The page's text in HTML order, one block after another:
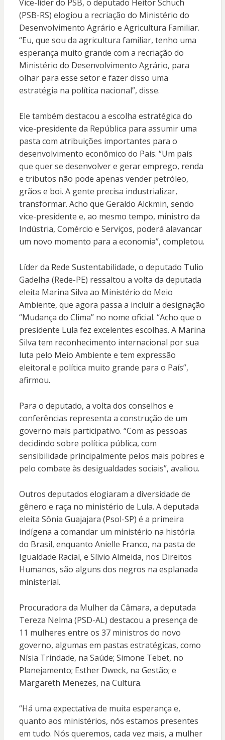
Vice-líder do PSB, o deputado Heitor Schuch
(PSB-RS) elogiou a recriação do Ministério do
Desenvolvimento Agrário e Agricultura Familiar.
“Eu, que sou da agricultura familiar, tenho uma
esperança muito grande com a recriação do
Ministério do Desenvolvimento Agrário, para
olhar para esse setor e fazer disso uma
estratégia na política nacional”, disse.
Ele também destacou a escolha estratégica do
vice-presidente da República para assumir uma
pasta com atribuições importantes para o
desenvolvimento econômico do País. “Um país
que quer se desenvolver e gerar emprego, renda
e tributos não pode apenas vender petróleo,
grãos e boi. A gente precisa industrializar,
transformar. Acho que Geraldo Alckmin, sendo
vice-presidente e, ao mesmo tempo, ministro da
Indústria, Comércio e Serviços, poderá alavancar
um novo momento para a economia”, completou.
Líder da Rede Sustentabilidade, o deputado Tulio
Gadelha (Rede-PE) ressaltou a volta da deputada
eleita Marina Silva ao Ministério do Meio
Ambiente, que agora passa a incluir a designação
“Mudança do Clima” no nome oficial. “Acho que o
presidente Lula fez excelentes escolhas. A Marina
Silva tem reconhecimento internacional por sua
luta pelo Meio Ambiente e tem expressão
eleitoral e política muito grande para o País”,
afirmou.
Para o deputado, a volta dos conselhos e
conferências representa a construção de um
governo mais participativo. “Com as pessoas
decidindo sobre política pública, com
sensibilidade principalmente pelos mais pobres e
pelo combate às desigualdades sociais”, avaliou.
Outros deputados elogiaram a diversidade de
gênero e raça no ministério de Lula. A deputada
eleita Sônia Guajajara (Psol-SP) é a primeira
indígena a comandar um ministério na história
do Brasil, enquanto Anielle Franco, na pasta de
Igualdade Racial, e Sílvio Almeida, nos Direitos
Humanos, são alguns dos negros na esplanada
ministerial.
Procuradora da Mulher da Câmara, a deputada
Tereza Nelma (PSD-AL) destacou a presença de
11 mulheres entre os 37 ministros do novo
governo, algumas em pastas estratégicas, como
Nísia Trindade, na Saúde; Simone Tebet, no
Planejamento; Esther Dweck, na Gestão; e
Margareth Menezes, na Cultura.
“Há uma expectativa de muita esperança e,
quanto aos ministérios, nós estamos presentes
em tudo. Nós queremos, cada vez mais, a mulher